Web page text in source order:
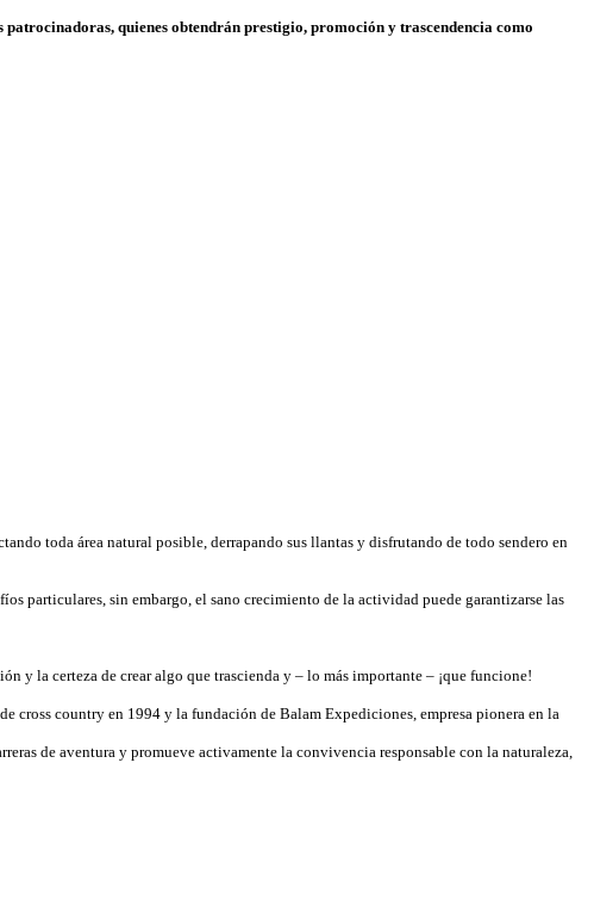
quienes obtendrán prestigio, promoción y trascendencia como
toda área natural posible, derrapando sus llantas y disfrutando de todo sendero en
particulares, sin embargo, el sano crecimiento de la actividad puede garantizarse las
y la certeza de crear algo que trascienda y – lo más importante – ¡que funcione!
country en 1994 y la fundación de Balam Expediciones, empresa pionera en la
de aventura y promueve activamente la convivencia responsable con la naturaleza,